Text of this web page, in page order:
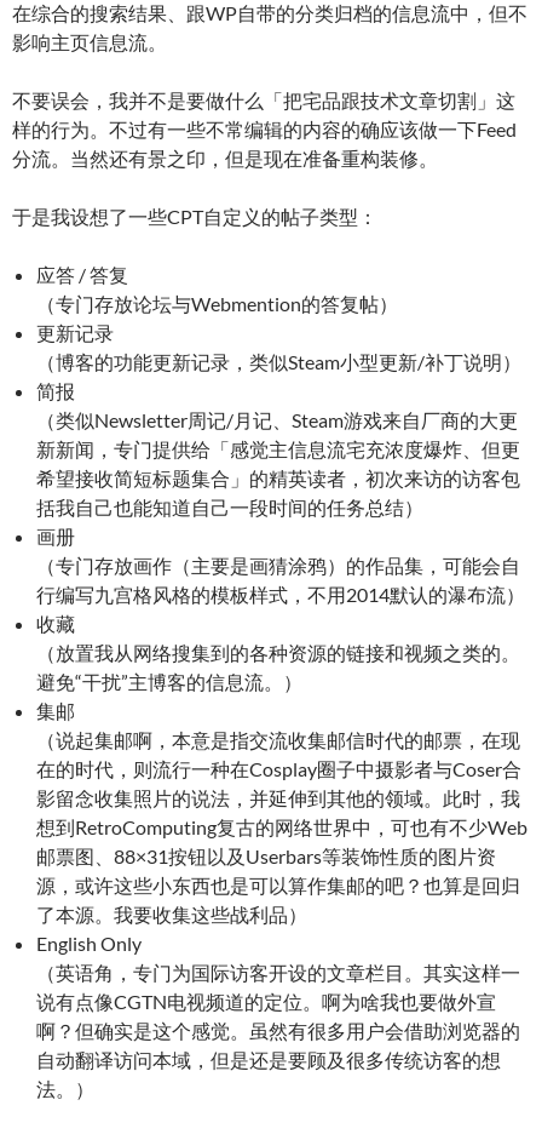
在综合的搜索结果、跟WP自带的分类归档的信息流中，但不
影响主页信息流。
不要误会，我并不是要做什么「把宅品跟技术文章切割」这
样的行为。不过有一些不常编辑的内容的确应该做一下Feed
分流。当然还有景之印，但是现在准备重构装修。
于是我设想了一些CPT自定义的帖子类型：
应答 / 答复
（专门存放论坛与Webmention的答复帖）
更新记录
（博客的功能更新记录，类似Steam小型更新/补丁说明）
简报
（类似Newsletter周记/月记、Steam游戏来自厂商的大更
新新闻，专门提供给「感觉主信息流宅充浓度爆炸、但更
希望接收简短标题集合」的精英读者，初次来访的访客包
括我自己也能知道自己一段时间的任务总结）
画册
（专门存放画作（主要是画猜涂鸦）的作品集，可能会自
行编写九宫格风格的模板样式，不用2014默认的瀑布流）
收藏
（放置我从网络搜集到的各种资源的链接和视频之类的。
避免“干扰”主博客的信息流。）
集邮
（说起集邮啊，本意是指交流收集邮信时代的邮票，在现
在的时代，则流行一种在Cosplay圈子中摄影者与Coser合
影留念收集照片的说法，并延伸到其他的领域。此时，我
想到RetroComputing复古的网络世界中，可也有不少Web
邮票图、88×31按钮以及Userbars等装饰性质的图片资
源，或许这些小东西也是可以算作集邮的吧？也算是回归
了本源。我要收集这些战利品）
English Only
（英语角，专门为国际访客开设的文章栏目。其实这样一
说有点像CGTN电视频道的定位。啊为啥我也要做外宣
啊？但确实是这个感觉。虽然有很多用户会借助浏览器的
自动翻译访问本域，但是还是要顾及很多传统访客的想
法。）